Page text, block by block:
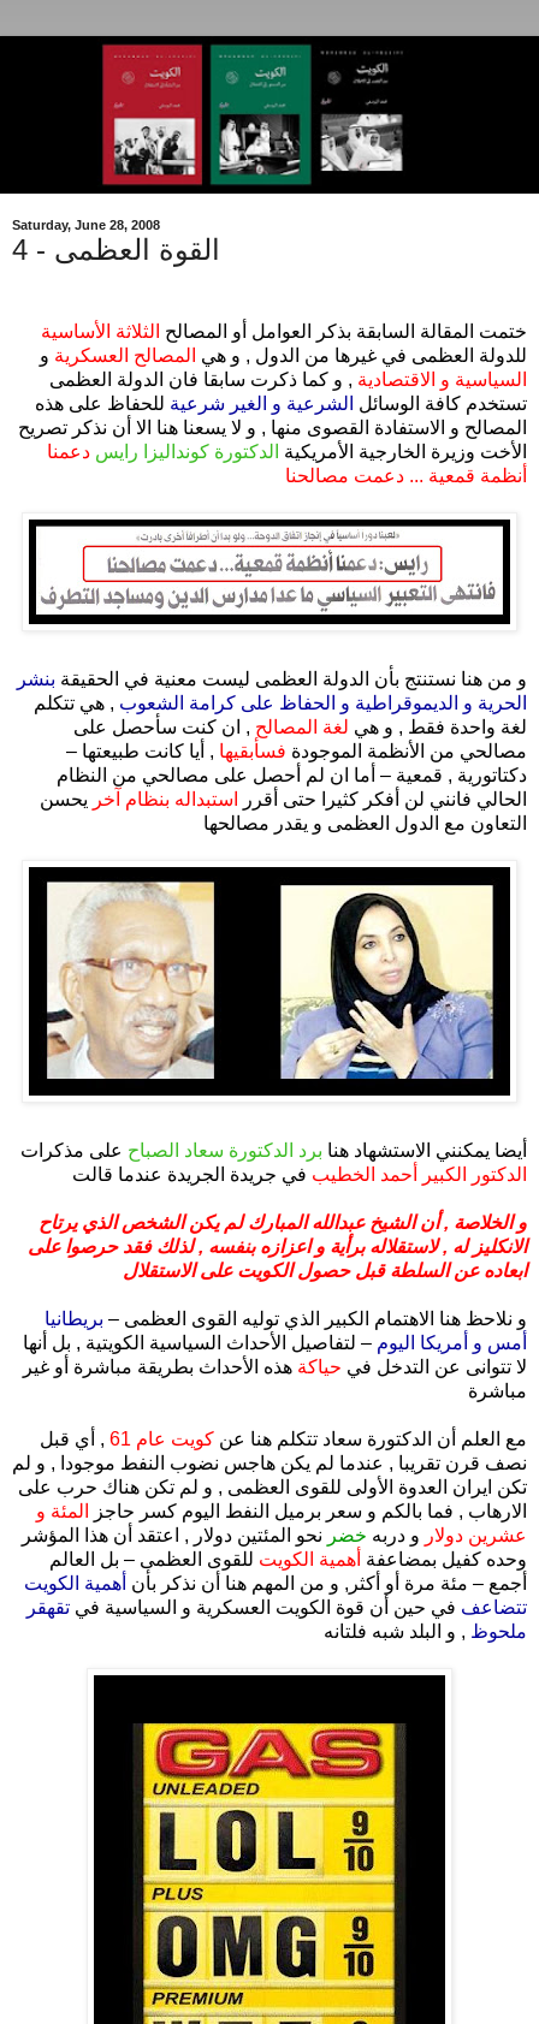
Saturday, June 28, 2008
القوة العظمى - 4
ختمت المقالة السابقة بذكر العوامل أو المصالح الثلاثة الأساسية
للدولة العظمى في غيرها من الدول , و هي المصالح العسكرية و
السياسية و الاقتصادية , و كما ذكرت سابقا فان الدولة العظمى
تستخدم كافة الوسائل الشرعية و الغير شرعية للحفاظ على هذه
المصالح و الاستفادة القصوى منها , و لا يسعنا هنا الا أن نذكر تصريح
الأخت وزيرة الخارجية الأمريكية الدكتورة كونداليزا رايس دعمنا
أنظمة قمعية ... دعمت مصالحنا
و من هنا نستنتج بأن الدولة العظمى ليست معنية في الحقيقة بنشر
الحرية و الديموقراطية و الحفاظ على كرامة الشعوب , هي تتكلم
لغة واحدة فقط , و هي لغة المصالح , ان كنت سأحصل على
مصالحي من الأنظمة الموجودة فسأبقيها , أيا كانت طبيعتها –
دكتاتورية , قمعية – أما ان لم أحصل على مصالحي من النظام
الحالي فانني لن أفكر كثيرا حتى أقرر
استبداله بنظام آخر يحسن
التعاون مع الدول العظمى و يقدر مصالحها
أيضا يمكنني الاستشهاد هنا برد الدكتورة سعاد الصباح على مذكرات
الدكتور الكبير أحمد الخطيب في جريدة الجريدة عندما قالت
و الخلاصة , أن الشيخ عبدالله المبارك لم يكن الشخص الذي يرتاح
الانكليز له , لاستقلاله برأية و اعزازه بنفسه , لذلك فقد حرصوا على
ابعاده عن السلطة قبل حصول الكويت على الاستقلال
و نلاحظ هنا الاهتمام الكبير الذي توليه القوى العظمى – بريطانيا
أمس و أمريكا اليوم – لتفاصيل الأحداث السياسية الكويتية , بل أنها
لا تتوانى عن التدخل في حياكة هذه الأحداث بطريقة مباشرة أو غير
مباشرة
مع العلم أن الدكتورة سعاد تتكلم هنا عن كويت عام 61
, أي قبل
نصف قرن تقريبا , عندما لم يكن هاجس نضوب النفط موجودا , و لم
تكن ايران العدوة الأولى للقوى العظمى , و لم تكن هناك حرب على
الارهاب , فما بالكم و سعر برميل النفط اليوم كسر حاجز
المئة و
عشرين دولار و دربه خضر نحو المئتين دولار , اعتقد أن هذا المؤشر
وحده كفيل بمضاعفة أهمية الكويت للقوى العظمى – بل العالم
أجمع – مئة مرة أو أكثر, و من المهم هنا أن نذكر بأن أهمية الكويت
تتضاعف في حين أن قوة الكويت العسكرية و السياسية في تقهقر
ملحوظ , و البلد شبه فلتانه